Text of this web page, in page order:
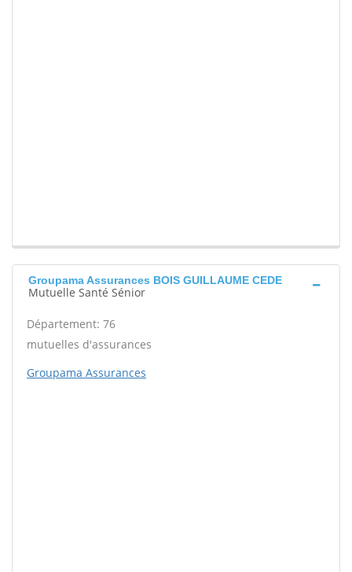
Groupama Assurances BOIS GUILLAUME CEDE
Mutuelle Santé Sénior
Département: 76
mutuelles d'assurances
Groupama Assurances